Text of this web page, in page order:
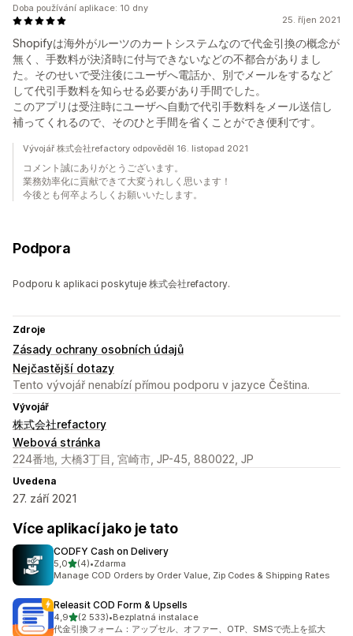
25. říjen 2021
Shopifyは海外がルーツのカートシステムなので代金引換の概念が
無く、手数料が決済時に付与できないなどの不都合がありまし
た。そのせいで受注後にユーザへ電話か、別でメールをするなど
して代引手数料を知らせる必要があり手間でした。
このアプリは受注時にユーザへ自動で代引手数料をメール送信し
補ってくれるので、そのひと手間を省くことができ便利です。
Doba používání aplikace: 10 dny
Vývojář 株式会社refactory odpověděl 16. listopad 2021
コメント誠にありがとうございます。
業務効率化に貢献できて大変うれしく思います！
今後とも何卒よろしくお願いいたします。
Podpora
Podporu k aplikaci poskytuje 株式会社refactory.
Zdroje
Zásady ochrany osobních údajů
Nejčastější dotazy
Tento vývojář nenabízí přímou podporu v jazyce Čeština.
Vývojář
株式会社refactory
Webová stránka
224番地, 大橋3丁目, 宮崎市, JP-45, 880022, JP
Uvedena
27. září 2021
Více aplikací jako je tato
CODFY Cash on Delivery
5,0z 5 hvězd
(4)
Celkový počet recenzí: 4
•Zdarma
Manage COD Orders by Order Value, Zip Codes & Shipping Rates
Releasit COD Form & Upsells
4,9z 5 hvězd
(2 533)
Celkový počet recenzí: 2533
•Bezplatná instalace
代金引換フォーム：アップセル、オファー、OTP、SMSで売上を拡大